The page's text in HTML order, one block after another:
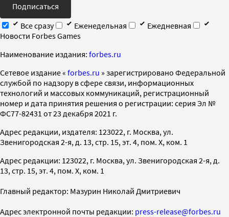
Подписаться
Все сразу
Еженедельная
Ежедневная
Новости Forbes Games
Наименование издания: forbes.ru
Cетевое издание « forbes.ru » зарегистрировано Федеральной
службой по надзору в сфере связи, информационных
технологий и массовых коммуникаций, регистрационный
номер и дата принятия решения о регистрации: серия Эл №
ФС77-82431 от 23 декабря 2021 г.
Адрес редакции, издателя: 123022, г. Москва, ул.
Звенигородская 2-я, д. 13, стр. 15, эт. 4, пом. X, ком. 1
Адрес редакции: 123022, г. Москва, ул. Звенигородская 2-я, д.
13, стр. 15, эт. 4, пом. X, ком. 1
Главный редактор: Мазурин Николай Дмитриевич
Адрес электронной почты редакции: press-release@forbes.ru